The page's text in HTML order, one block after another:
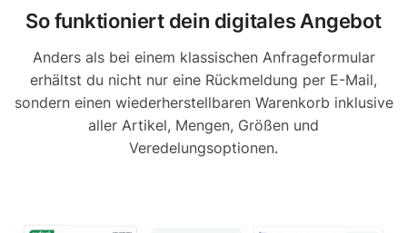
So funktioniert dein digitales Angebot
Anders als bei einem klassischen Anfrageformular
erhältst du nicht nur eine Rückmeldung per E-Mail,
sondern einen wiederherstellbaren Warenkorb inklusive
aller Artikel, Mengen, Größen und
Veredelungsoptionen.